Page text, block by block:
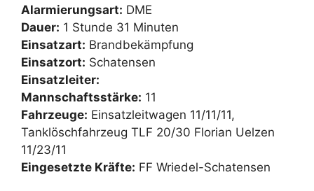
Alarmierungsart: DME
Dauer: 1 Stunde 31 Minuten
Einsatzart: Brandbekämpfung
Einsatzort: Schatensen
Einsatzleiter:
Mannschaftsstärke: 11
Fahrzeuge: Einsatzleitwagen 11/11/11,
Tanklöschfahrzeug TLF 20/30 Florian Uelzen
11/23/11
Eingesetzte Kräfte: FF Wriedel-Schatensen